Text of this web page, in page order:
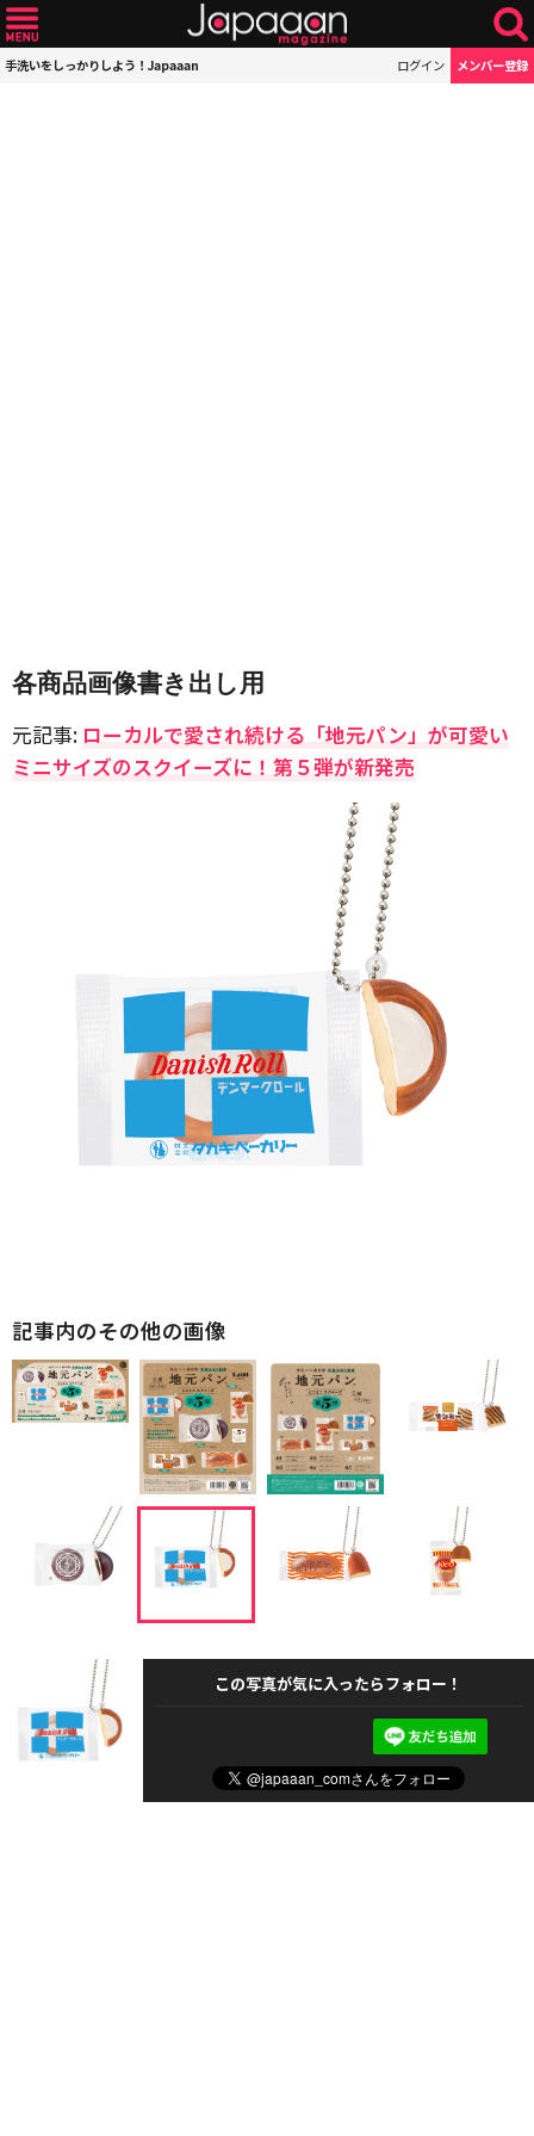
手洗いをしっかりしよう！Japaaan ログイン メンバー登録
各商品画像書き出し用
元記事: ローカルで愛され続ける「地元パン」が可愛い
ミニサイズのスクイーズに！第５弾が新発売
記事内のその他の画像
この写真が気に入ったらフォロー！